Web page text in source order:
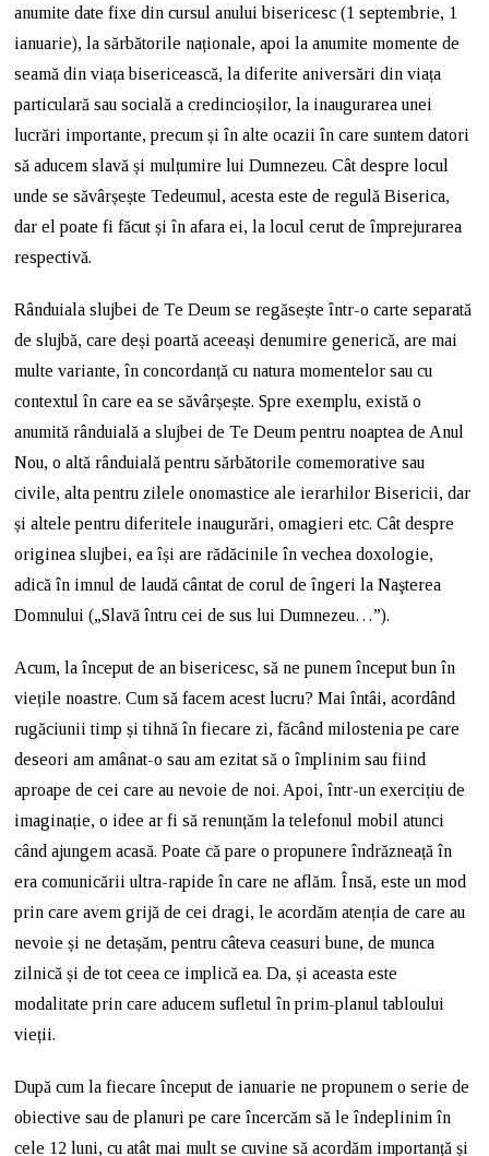
anumite date fixe din cursul anului bisericesc (1 septembrie, 1
ianuarie), la sărbătorile naționale, apoi la anumite momente de
seamă din viața bisericească, la diferite aniversări din viața
particulară sau socială a credincioșilor, la inaugurarea unei
lucrări importante, precum și în alte ocazii în care suntem datori
să aducem slavă și mulțumire lui Dumnezeu. Cât despre locul
unde se săvârșește Tedeumul, acesta este de regulă Biserica,
dar el poate fi făcut și în afara ei, la locul cerut de împrejurarea
respectivă.
Rânduiala slujbei de Te Deum se regăsește într-o carte separată
de slujbă, care deși poartă aceeași denumire generică, are mai
multe variante, în concordanță cu natura momentelor sau cu
contextul în care ea se săvârșește. Spre exemplu, există o
anumită rânduială a slujbei de Te Deum pentru noaptea de Anul
Nou, o altă rânduială pentru sărbătorile comemorative sau
civile, alta pentru zilele onomastice ale ierarhilor Bisericii, dar
și altele pentru diferitele inaugurări, omagieri etc. Cât despre
originea slujbei, ea își are rădăcinile în vechea doxologie,
adică în imnul de laudă cântat de corul de îngeri la Naşterea
Domnului („Slavă întru cei de sus lui Dumnezeu…”).
Acum, la început de an bisericesc, să ne punem început bun în
viețile noastre. Cum să facem acest lucru? Mai întâi, acordând
rugăciunii timp și tihnă în fiecare zi, făcând milostenia pe care
deseori am amânat-o sau am ezitat să o împlinim sau fiind
aproape de cei care au nevoie de noi. Apoi, într-un exercițiu de
imaginație, o idee ar fi să renunțăm la telefonul mobil atunci
când ajungem acasă. Poate că pare o propunere îndrăzneață în
era comunicării ultra-rapide în care ne aflăm. Însă, este un mod
prin care avem grijă de cei dragi, le acordăm atenția de care au
nevoie și ne detașăm, pentru câteva ceasuri bune, de munca
zilnică și de tot ceea ce implică ea. Da, și aceasta este
modalitate prin care aducem sufletul în prim-planul tabloului
vieții.
După cum la fiecare început de ianuarie ne propunem o serie de
obiective sau de planuri pe care încercăm să le îndeplinim în
cele 12 luni, cu atât mai mult se cuvine să acordăm importanță și